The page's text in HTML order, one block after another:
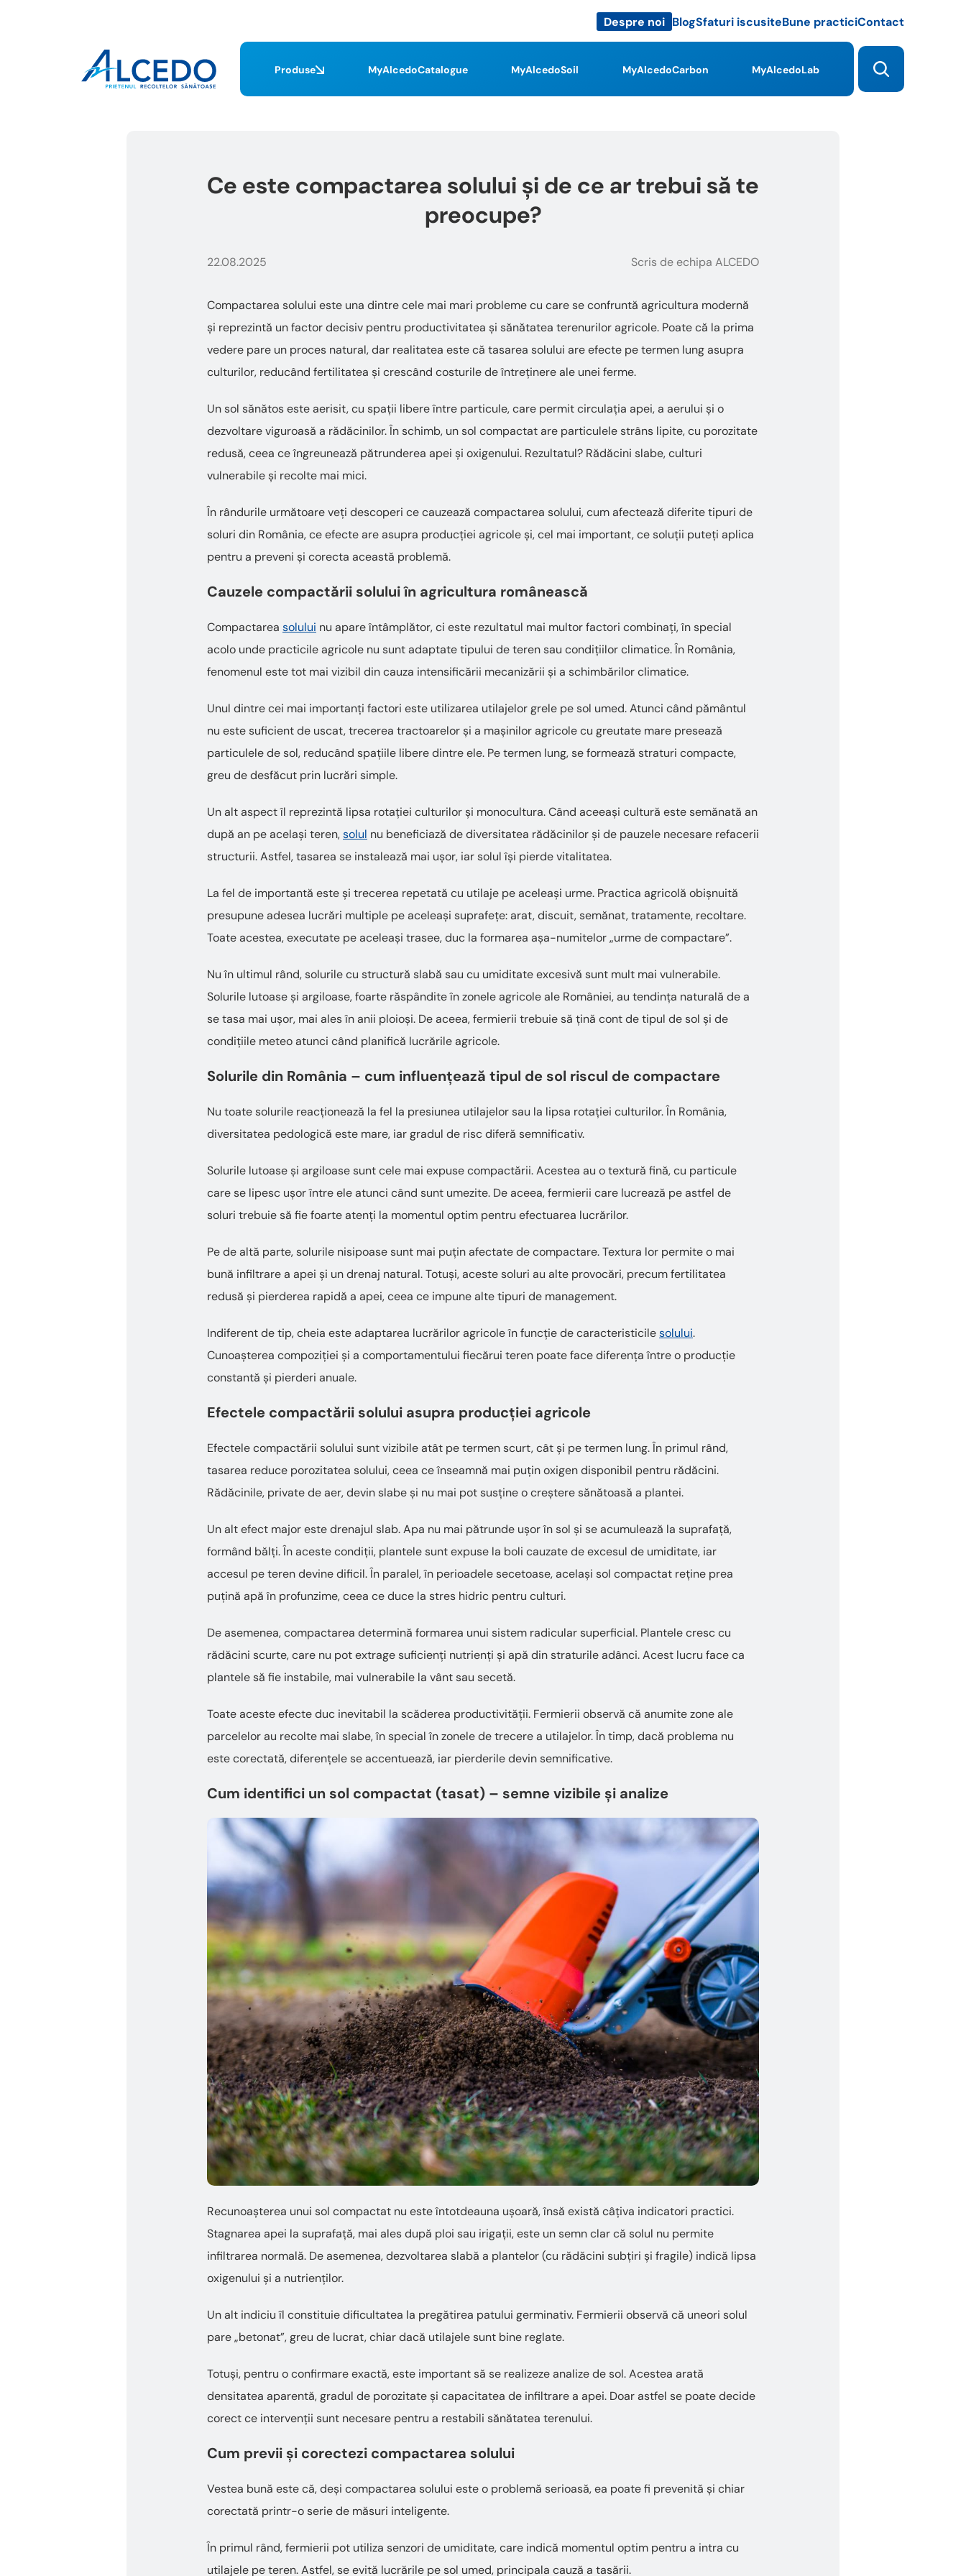
Produse MyAlcedoCatalogue MyAlcedoSoil MyAlcedoCarbon MyAlcedoLab
Despre noi BlogSfaturi iscusiteBune practiciContact
Ce este compactarea solului și de ce ar trebui să te
preocupe?
22.08.2025 Scris de echipa ALCEDO
Compactarea solului este una dintre cele mai mari probleme cu care se confruntă agricultura modernă
și reprezintă un factor decisiv pentru productivitatea și sănătatea terenurilor agricole. Poate că la prima
vedere pare un proces natural, dar realitatea este că tasarea solului are efecte pe termen lung asupra
culturilor, reducând fertilitatea și crescând costurile de întreținere ale unei ferme.
Un sol sănătos este aerisit, cu spații libere între particule, care permit circulația apei, a aerului și o
dezvoltare viguroasă a rădăcinilor. În schimb, un sol compactat are particulele strâns lipite, cu porozitate
redusă, ceea ce îngreunează pătrunderea apei și oxigenului. Rezultatul? Rădăcini slabe, culturi
vulnerabile și recolte mai mici.
În rândurile următoare veți descoperi ce cauzează compactarea solului, cum afectează diferite tipuri de
soluri din România, ce efecte are asupra producției agricole și, cel mai important, ce soluții puteți aplica
pentru a preveni și corecta această problemă.
Cauzele compactării solului în agricultura românească
Compactarea solului nu apare întâmplător, ci este rezultatul mai multor factori combinați, în special
acolo unde practicile agricole nu sunt adaptate tipului de teren sau condițiilor climatice. În România,
fenomenul este tot mai vizibil din cauza intensificării mecanizării și a schimbărilor climatice.
Unul dintre cei mai importanți factori este utilizarea utilajelor grele pe sol umed. Atunci când pământul
nu este suficient de uscat, trecerea tractoarelor și a mașinilor agricole cu greutate mare presează
particulele de sol, reducând spațiile libere dintre ele. Pe termen lung, se formează straturi compacte,
greu de desfăcut prin lucrări simple.
Un alt aspect îl reprezintă lipsa rotației culturilor și monocultura. Când aceeași cultură este semănată an
după an pe același teren,solul nu beneficiază de diversitatea rădăcinilor și de pauzele necesare refacerii
structurii. Astfel, tasarea se instalează mai ușor, iar solul își pierde vitalitatea.
La fel de importantă este și trecerea repetată cu utilaje pe aceleași urme. Practica agricolă obișnuită
presupune adesea lucrări multiple pe aceleași suprafețe: arat, discuit, semănat, tratamente, recoltare.
Toate acestea, executate pe aceleași trasee, duc la formarea așa-numitelor „urme de compactare”.
Nu în ultimul rând, solurile cu structură slabă sau cu umiditate excesivă sunt mult mai vulnerabile.
Solurile lutoase și argiloase, foarte răspândite în zonele agricole ale României, au tendința naturală de a
se tasa mai ușor, mai ales în anii ploioși. De aceea, fermierii trebuie să țină cont de tipul de sol și de
condițiile meteo atunci când planifică lucrările agricole.
Solurile din România – cum influențează tipul de sol riscul de compactare
Nu toate solurile reacționează la fel la presiunea utilajelor sau la lipsa rotației culturilor. În România,
diversitatea pedologică este mare, iar gradul de risc diferă semnificativ.
Solurile lutoase și argiloase sunt cele mai expuse compactării. Acestea au o textură fină, cu particule
care se lipesc ușor între ele atunci când sunt umezite. De aceea, fermierii care lucrează pe astfel de
soluri trebuie să fie foarte atenți la momentul optim pentru efectuarea lucrărilor.
Pe de altă parte, solurile nisipoase sunt mai puțin afectate de compactare. Textura lor permite o mai
bună infiltrare a apei și un drenaj natural. Totuși, aceste soluri au alte provocări, precum fertilitatea
redusă și pierderea rapidă a apei, ceea ce impune alte tipuri de management.
Indiferent de tip, cheia este adaptarea lucrărilor agricole în funcție de caracteristicilesolului.
Cunoașterea compoziției și a comportamentului fiecărui teren poate face diferența între o producție
constantă și pierderi anuale.
Efectele compactării solului asupra producției agricole
Efectele compactării solului sunt vizibile atât pe termen scurt, cât și pe termen lung. În primul rând,
tasarea reduce porozitatea solului, ceea ce înseamnă mai puțin oxigen disponibil pentru rădăcini.
Rădăcinile, private de aer, devin slabe și nu mai pot susține o creștere sănătoasă a plantei.
Un alt efect major este drenajul slab. Apa nu mai pătrunde ușor în sol și se acumulează la suprafață,
formând bălți. În aceste condiții, plantele sunt expuse la boli cauzate de excesul de umiditate, iar
accesul pe teren devine dificil. În paralel, în perioadele secetoase, același sol compactat reține prea
puțină apă în profunzime, ceea ce duce la stres hidric pentru culturi.
De asemenea, compactarea determină formarea unui sistem radicular superficial. Plantele cresc cu
rădăcini scurte, care nu pot extrage suficienți nutrienți și apă din straturile adânci. Acest lucru face ca
plantele să fie instabile, mai vulnerabile la vânt sau secetă.
Toate aceste efecte duc inevitabil la scăderea productivității. Fermierii observă că anumite zone ale
parcelelor au recolte mai slabe, în special în zonele de trecere a utilajelor. În timp, dacă problema nu
este corectată, diferențele se accentuează, iar pierderile devin semnificative.
Cum identifici un sol compactat (tasat) – semne vizibile și analize
Recunoașterea unui sol compactat nu este întotdeauna ușoară, însă există câțiva indicatori practici.
Stagnarea apei la suprafață, mai ales după ploi sau irigații, este un semn clar că solul nu permite
infiltrarea normală. De asemenea, dezvoltarea slabă a plantelor (cu rădăcini subțiri și fragile) indică lipsa
oxigenului și a nutrienților.
Un alt indiciu îl constituie dificultatea la pregătirea patului germinativ. Fermierii observă că uneori solul
pare „betonat”, greu de lucrat, chiar dacă utilajele sunt bine reglate.
Totuși, pentru o confirmare exactă, este important să se realizeze analize de sol. Acestea arată
densitatea aparentă, gradul de porozitate și capacitatea de infiltrare a apei. Doar astfel se poate decide
corect ce intervenții sunt necesare pentru a restabili sănătatea terenului.
Cum previi și corectezi compactarea solului
Vestea bună este că, deși compactarea solului este o problemă serioasă, ea poate fi prevenită și chiar
corectată printr-o serie de măsuri inteligente.
În primul rând, fermierii pot utiliza senzori de umiditate, care indică momentul optim pentru a intra cu
utilajele pe teren. Astfel, se evită lucrările pe sol umed, principala cauză a tasării.